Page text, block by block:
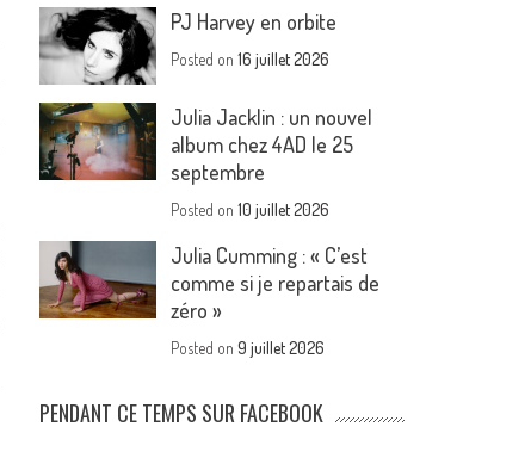
PJ Harvey en orbite
Posted on16 juillet 2026
Julia Jacklin : un nouvel
album chez 4AD le 25
septembre
Posted on10 juillet 2026
Julia Cumming : « C’est
comme si je repartais de
zéro »
Posted on9 juillet 2026
PENDANT CE TEMPS SUR FACEBOOK